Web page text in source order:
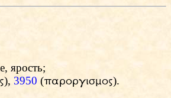
ярость;
), 3950 (parorgismow).